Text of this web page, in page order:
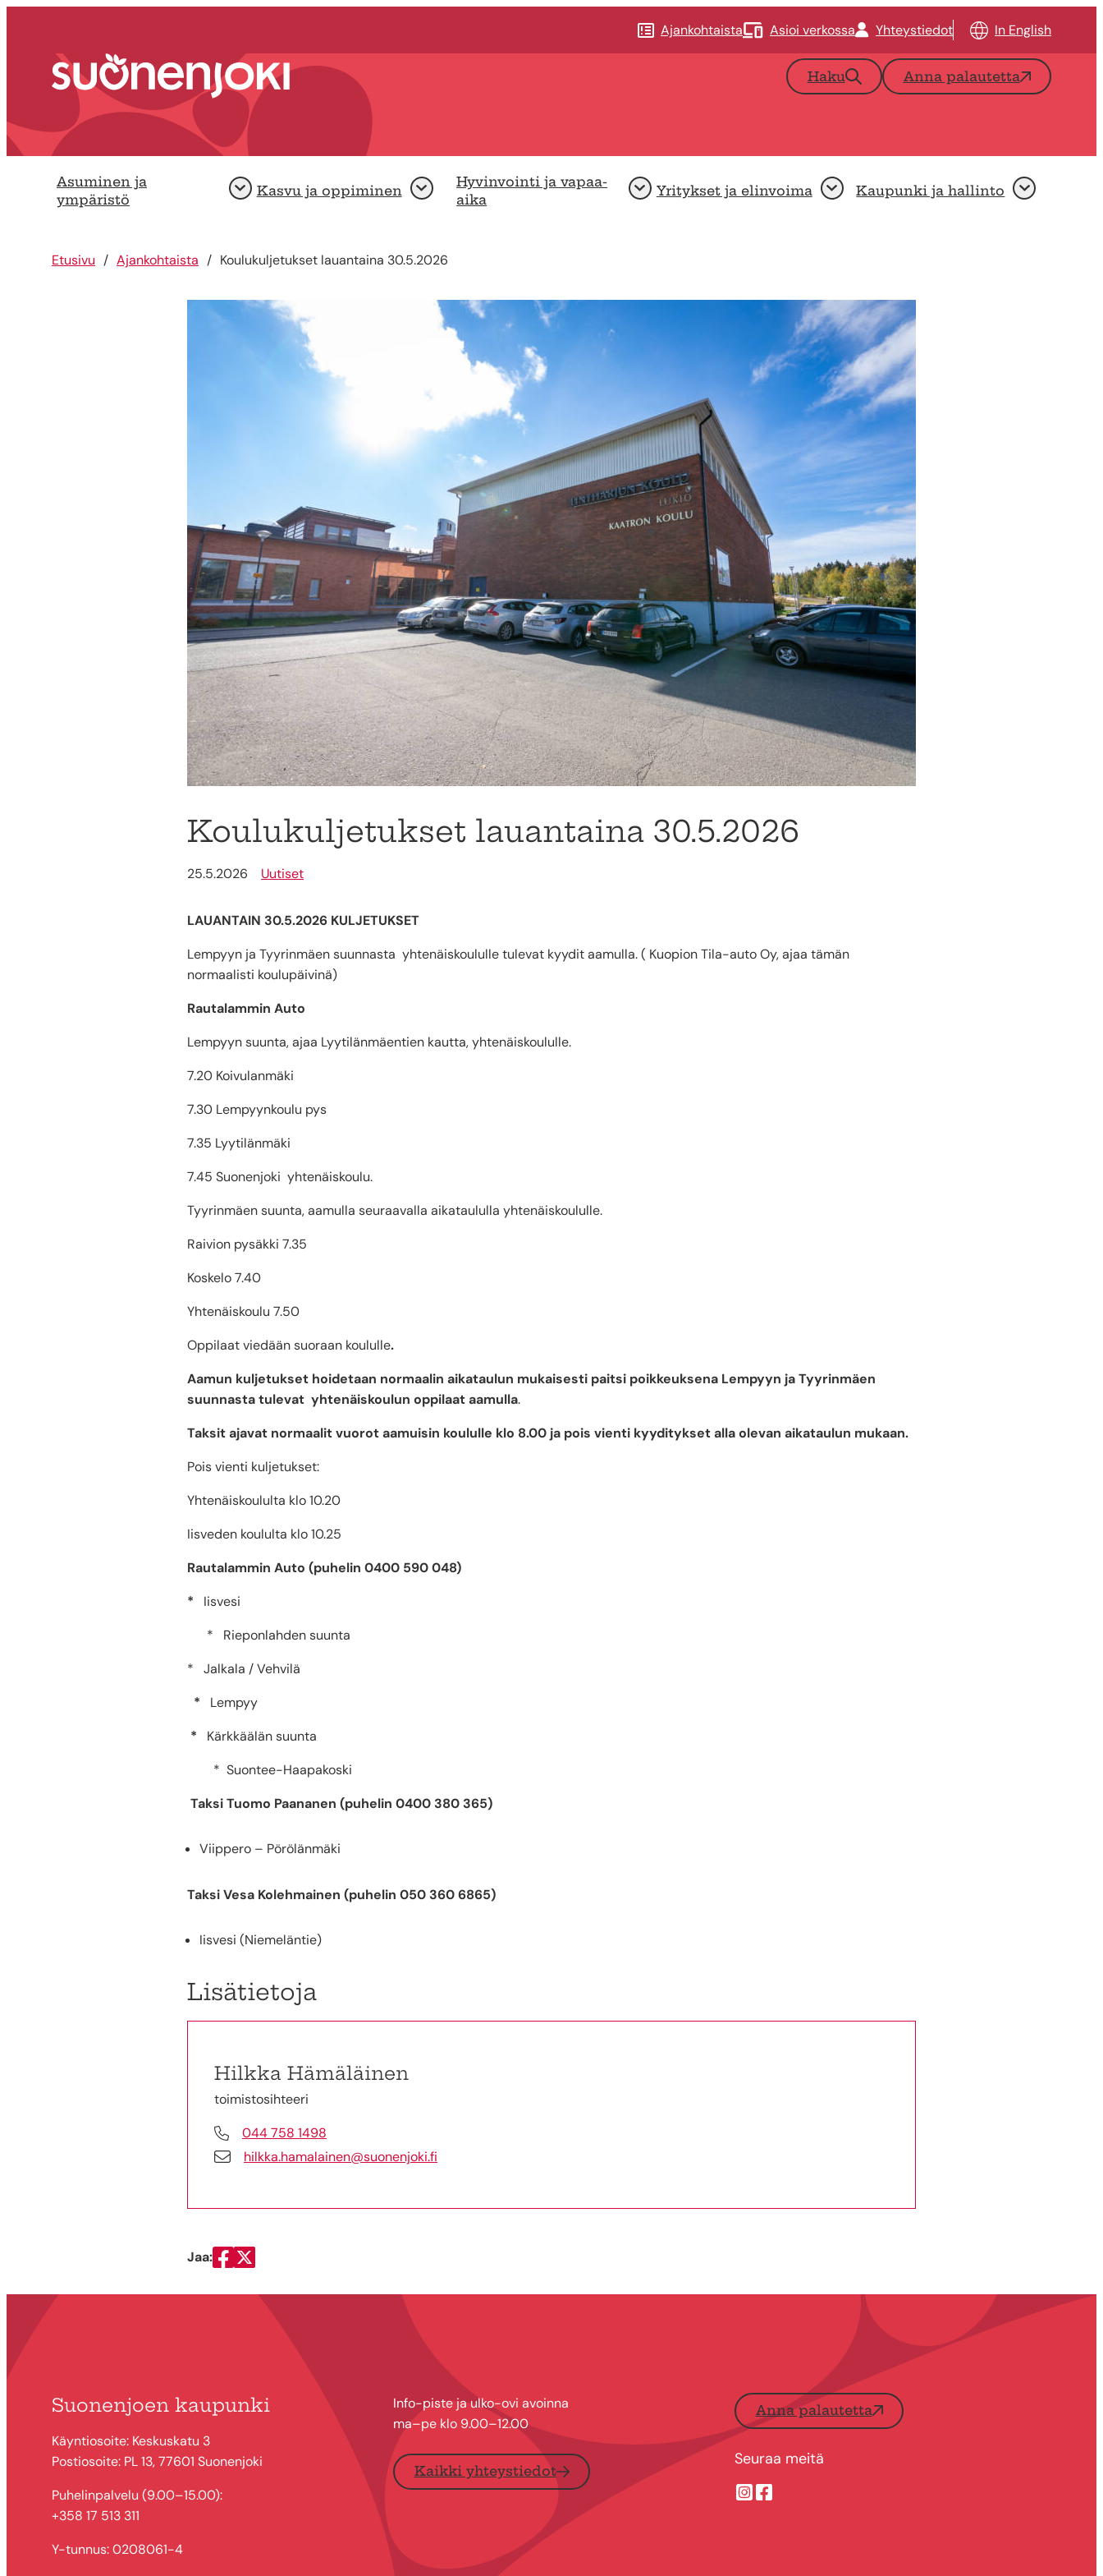
Ajankohtaista
Asioi verkossa Yhteystiedot In English
Etusivu
Haku Anna palautetta
Asuminen ja
ympäristö
AvaaKasvu ja oppiminen Avaa
Hyvinvointi ja vapaa-
aika
AvaaYritykset ja elinvoima AvaaKaupunki ja hallinto Avaa
Etusivu Ajankohtaista Koulukuljetukset lauantaina 30.5.2026
Koulukuljetukset lauantaina 30.5.2026
25.5.2026 Uutiset
LAUANTAIN 30.5.2026 KULJETUKSET
Lempyyn ja Tyyrinmäen suunnasta yhtenäiskoululle tulevat kyydit aamulla. ( Kuopion Tila-auto Oy, ajaa tämän
normaalisti koulupäivinä)
Rautalammin Auto
Lempyyn suunta, ajaa Lyytilänmäentien kautta, yhtenäiskoululle.
7.20 Koivulanmäki
7.30 Lempyynkoulu pys
7.35 Lyytilänmäki
7.45 Suonenjoki yhtenäiskoulu.
Tyyrinmäen suunta, aamulla seuraavalla aikataululla yhtenäiskoululle.
Raivion pysäkki 7.35
Koskelo 7.40
Yhtenäiskoulu 7.50
Oppilaat viedään suoraan koululle.
Aamun kuljetukset hoidetaan normaalin aikataulun mukaisesti paitsi poikkeuksena Lempyyn ja Tyyrinmäen
suunnasta tulevat yhtenäiskoulun oppilaat aamulla.
Taksit ajavat normaalit vuorot aamuisin koululle klo 8.00 ja pois vienti kyyditykset alla olevan aikataulun mukaan.
Pois vienti kuljetukset:
Yhtenäiskoululta klo 10.20
Iisveden koululta klo 10.25
Rautalammin Auto (puhelin 0400 590 048)
* Iisvesi
* Rieponlahden suunta
* ‎ Jalkala / Vehvilä
* Lempyy
* Kärkkäälän suunta
* Suontee-Haapakoski
Taksi Tuomo Paananen (puhelin 0400 380 365)
Viippero – Pörölänmäki
Taksi Vesa Kolehmainen (puhelin 050 360 6865)
Iisvesi (Niemeläntie)
Lisätietoja
Hilkka Hämäläinen
toimistosihteeri
044 758 1498
hilkka.hamalainen@suonenjoki.fi
Jaa:
Jaa Facebookissa
Jaa Twitterissä
Suonenjoen kaupunki
Käyntiosoite: Keskuskatu 3
Postiosoite: PL 13, 77601 Suonenjoki
Puhelinpalvelu (9.00–15.00):
+358 17 513 311
Y-tunnus: 0208061-4
Info-piste ja ulko-ovi avoinna
ma–pe klo 9.00–12.00
Kaikki yhteystiedot
Anna palautetta
Seuraa meitä
Suonenjoen kaupungin Instragram
Suonenjoen kaupungin Facebook